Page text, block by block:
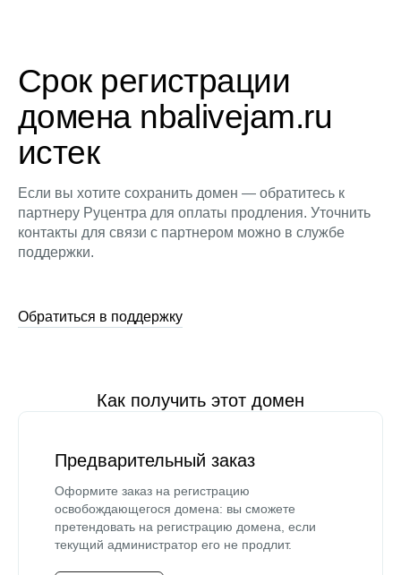
Срок регистрации
домена nbalivejam.ru
истек
Если вы хотите сохранить домен — обратитесь к
партнеру Руцентра для оплаты продления. Уточнить
контакты для связи с партнером можно в службе
поддержки.
Обратиться в поддержку
Как получить этот домен
Предварительный заказ
Оформите заказ на регистрацию
освобождающегося домена: вы сможете
претендовать на регистрацию домена, если
текущий администратор его не продлит.